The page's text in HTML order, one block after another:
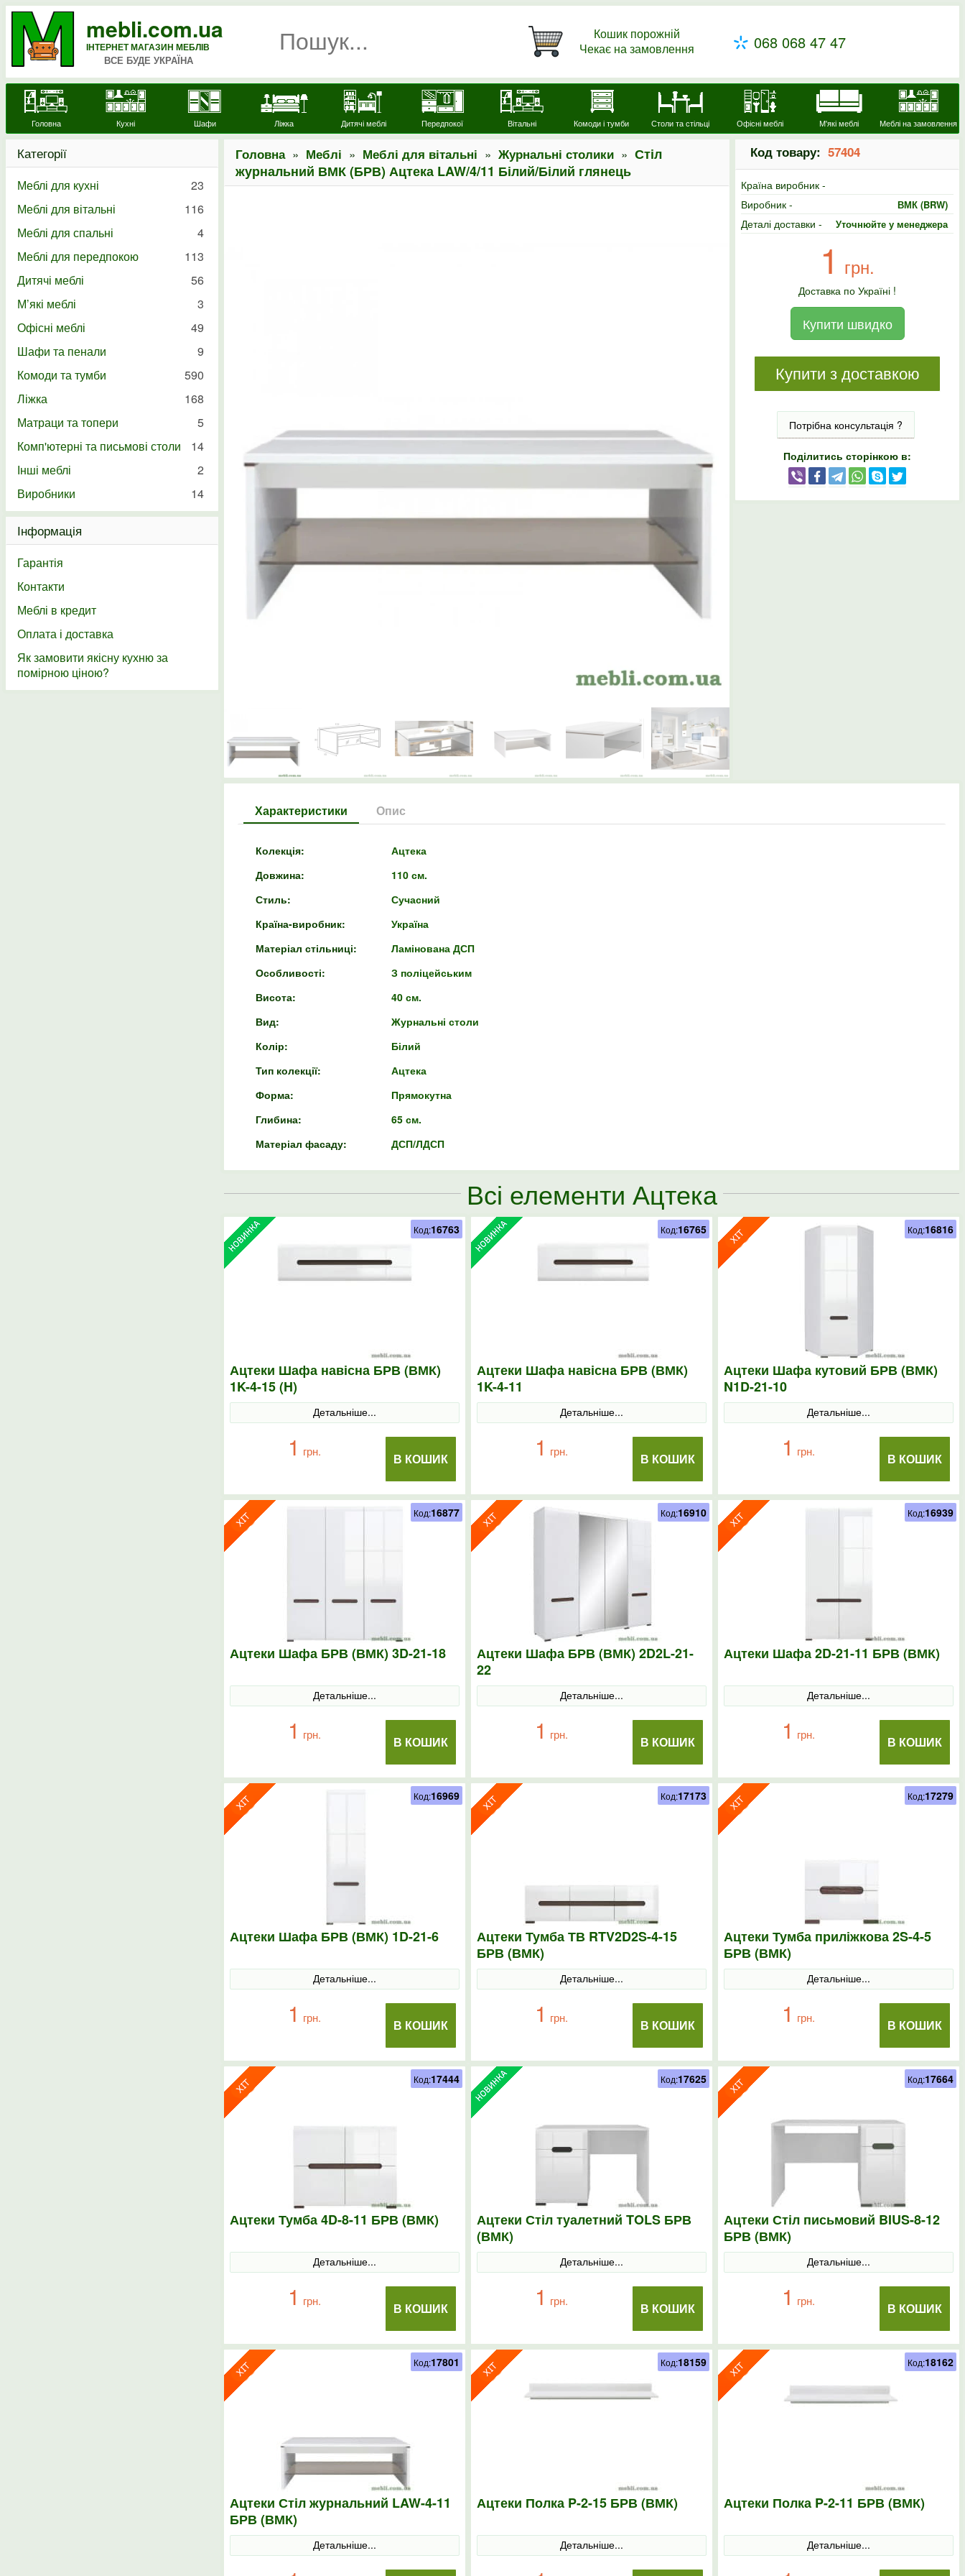
Кошик порожній
Чекає на замовлення
068 068 47 47
mebli.com.ua
ІНТЕРНЕТ МАГАЗИН МЕБЛІВ
ВСЕ БУДЕ УКРАЇНА
Головна Кухні Шафи Ліжка Дитячі меблі Передпокої Вітальні Комоди і тумби Столи та стільці Офісні меблі М'які меблі Меблі на замовлення
Головна» Меблі » Меблі для вітальні » Журнальні столики » Стіл
журнальний ВМК (БРВ) Ацтека LAW/4/11 Білий/Білий глянець
Код товару: 57404
Країна виробник -
Виробник -
ВМК (BRW)
Деталі доставки - Уточнюйте у менеджера
1 грн.
Доставка по Україні !
Купити швидко
Купити з доставкою
Потрібна консультація ?
Поділитись сторінкою в:
Характеристики Опис
Колекція:
Ацтека
Довжина:
110 см.
Стиль:
Сучасний
Країна-виробник:
Україна
Матеріал стільниці:
Ламінована ДСП
Особливості:
З поліцейським
Висота:
40 см.
Вид:
Журнальні столи
Колір:
Білий
Тип колекції:
Ацтека
Форма:
Прямокутна
Глибина:
65 см.
Матеріал фасаду:
ДСП/ЛДСП
Всі елементи Ацтека
Ацтеки Шафа навісна БРВ (ВМК)
1K-4-15 (H)
Детальніше...
В КОШИК
1 грн.
Код:16763
Ацтеки Шафа навісна БРВ (ВМК)
1K-4-11
Детальніше...
В КОШИК
1 грн.
Код:16765
Ацтеки Шафа кутовий БРВ (ВМК)
N1D-21-10
Детальніше...
В КОШИК
1 грн.
Код:16816
Ацтеки Шафа БРВ (ВМК) 3D-21-18
Детальніше...
В КОШИК
1 грн.
Код:16877
Ацтеки Шафа БРВ (ВМК) 2D2L-21-
22
Детальніше...
В КОШИК
1 грн.
Код:16910
Ацтеки Шафа 2D-21-11 БРВ (ВМК)
Детальніше...
В КОШИК
1 грн.
Код:16939
Ацтеки Шафа БРВ (ВМК) 1D-21-6
Детальніше...
В КОШИК
1 грн.
Код:16969
Ацтеки Тумба ТВ RTV2D2S-4-15
БРВ (ВМК)
Детальніше...
В КОШИК
1 грн.
Код:17173
Ацтеки Тумба приліжкова 2S-4-5
БРВ (ВМК)
Детальніше...
В КОШИК
1 грн.
Код:17279
Ацтеки Тумба 4D-8-11 БРВ (ВМК)
Детальніше...
В КОШИК
1 грн.
Код:17444
Ацтеки Стіл туалетний TOLS БРВ
(ВМК)
Детальніше...
В КОШИК
1 грн.
Код:17625
Ацтеки Стіл письмовий BIUS-8-12
БРВ (ВМК)
Детальніше...
В КОШИК
1 грн.
Код:17664
Ацтеки Стіл журнальний LAW-4-11
БРВ (ВМК)
Детальніше...
Код:17801
Ацтеки Полка P-2-15 БРВ (ВМК)
Детальніше...
Код:18159
Ацтеки Полка P-2-11 БРВ (ВМК)
Детальніше...
Код:18162
Категорії
Меблі для кухні
23
Меблі для вітальні
116
Меблі для спальні
4
Меблі для передпокою
113
Дитячі меблі
56
М’які меблі
3
Офісні меблі
49
Шафи та пенали
9
Комоди та тумби
590
Ліжка
168
Матраци та топери
5
Комп'ютерні та письмові столи
14
Інші меблі
2
Виробники
14
Інформація
Гарантія
Контакти
Меблі в кредит
Оплата і доставка
Як замовити якісну кухню за
помірною ціною?